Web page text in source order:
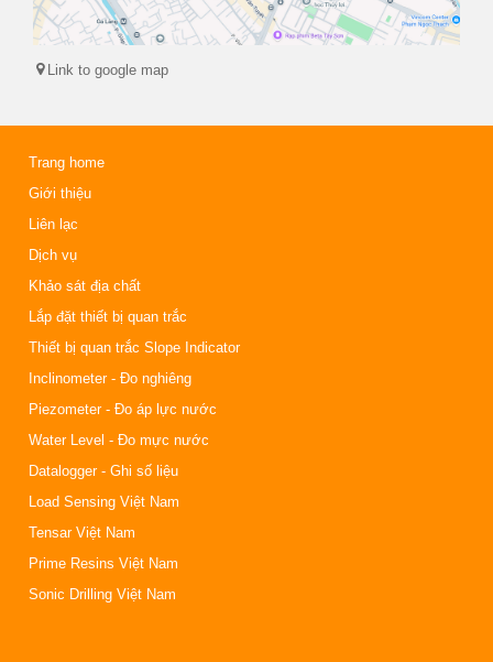
Link to google map
Trang home
Giới thiệu
Liên lạc
Dịch vụ
Khảo sát địa chất
Lắp đặt thiết bị quan trắc
Thiết bị quan trắc Slope Indicator
Inclinometer - Đo nghiêng
Piezometer - Đo áp lực nước
Water Level - Đo mực nước
Datalogger - Ghi số liệu
Load Sensing Việt Nam
Tensar Việt Nam
Prime Resins Việt Nam
Sonic Drilling Việt Nam